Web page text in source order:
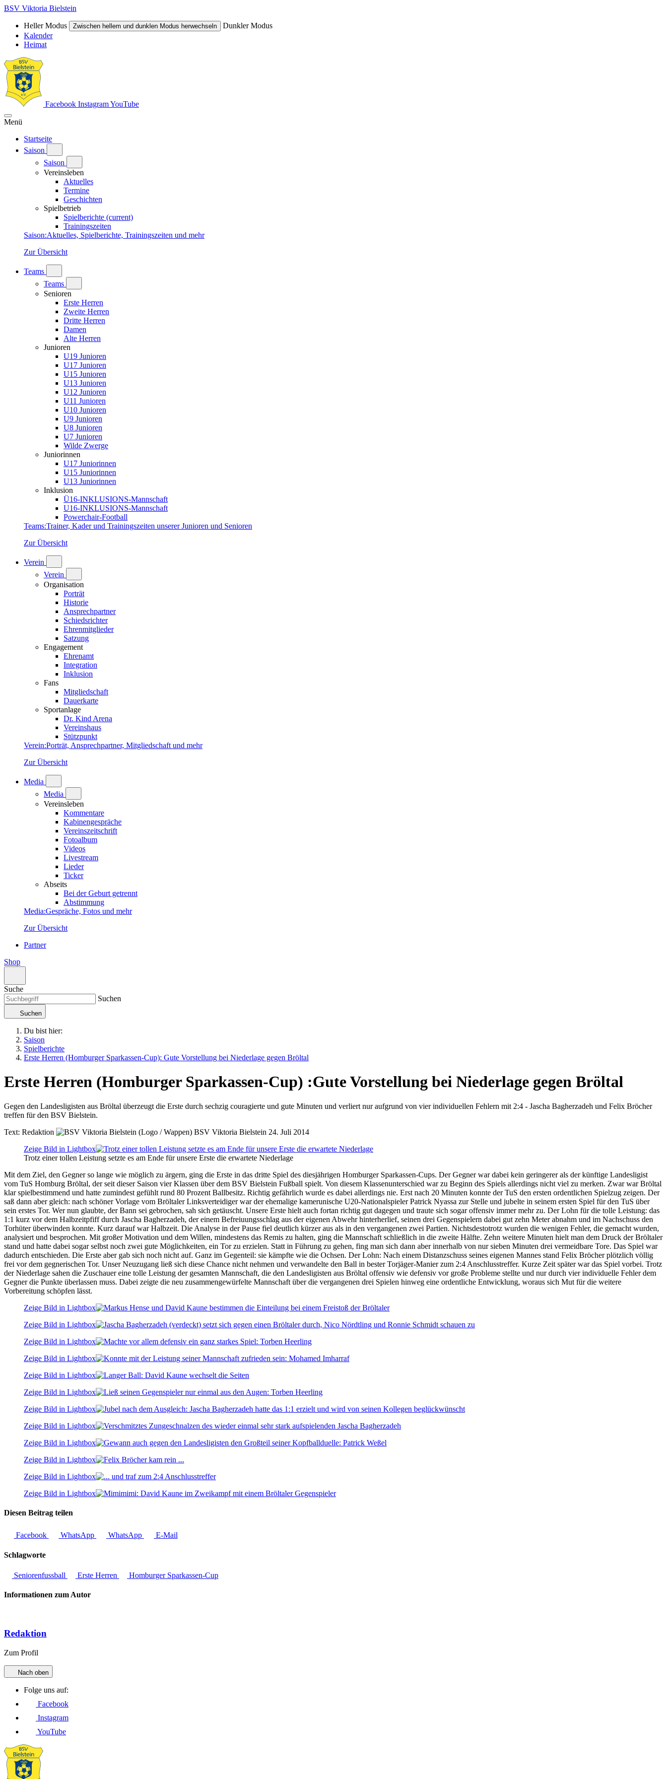
BSV Viktoria Bielstein
Heller Modus Zwischen hellem und dunklen Modus herwechseln
Dunkler Modus
Kalender
Heimat
Facebook InstagramYouTube
Menü
Startseite
Saison
Saison
Vereinsleben
Aktuelles
Termine
Geschichten
Spielbetrieb
Spielberichte (current)
Trainingszeiten
Saison:Aktuelles, Spielberichte, Trainingszeiten und mehr
Zur Übersicht
Teams
Teams
Senioren
Erste Herren
Zweite Herren
Dritte Herren
Damen
Alte Herren
Junioren
U19 Junioren
U17 Junioren
U15 Junioren
U13 Junioren
U12 Junioren
U11 Junioren
U10 Junioren
U9 Junioren
U8 Junioren
U7 Junioren
Wilde Zwerge
Juniorinnen
U17 Juniorinnen
U15 Juniorinnen
U13 Juniorinnen
Inklusion
Ü16-INKLUSIONS-Mannschaft
U16-INKLUSIONS-Mannschaft
Powerchair-Football
Teams:Trainer, Kader und Trainingszeiten unserer Junioren und Senioren
Zur Übersicht
Verein
Verein
Organisation
Porträt
Historie
Ansprechpartner
Schiedsrichter
Ehrenmitglieder
Satzung
Engagement
Ehrenamt
Integration
Inklusion
Fans
Mitgliedschaft
Dauerkarte
Sportanlage
Dr. Kind Arena
Vereinshaus
Stützpunkt
Verein:Porträt, Ansprechpartner, Mitgliedschaft und mehr
Zur Übersicht
Media
Media
Vereinsleben
Kommentare
Kabinengespräche
Vereinszeitschrift
Fotoalbum
Videos
Livestream
Lieder
Ticker
Abseits
Bei der Geburt getrennt
Abstimmung
Media:Gespräche, Fotos und mehr
Zur Übersicht
Partner
Shop
Suche
Suchen
Suchen
Du bist hier:
Saison
Spielberichte
Erste Herren (Homburger Sparkassen-Cup): Gute Vorstellung bei Niederlage gegen Bröltal
Erste Herren (Homburger Sparkassen-Cup) :Gute Vorstellung bei Niederlage gegen Bröltal
Gegen den Landesligisten aus Bröltal überzeugt die Erste durch sechzig couragierte und gute Minuten und verliert nur aufgrund von vier individuellen Fehlern mit 2:4 - Jascha Bagherzadeh und Felix Bröcher
treffen für den BSV Bielstein.
Text: Redaktion BSV Viktoria Bielstein 24. Juli 2014
Zeige Bild in Lightbox
Trotz einer tollen Leistung setzte es am Ende für unsere Erste die erwartete Niederlage
Mit dem Ziel, den Gegner so lange wie möglich zu ärgern, ging die Erste in das dritte Spiel des diesjährigen Homburger Sparkassen-Cups. Der Gegner war dabei kein geringerer als der künftige Landesligist
vom TuS Homburg Bröltal, der seit dieser Saison vier Klassen über dem BSV Bielstein Fußball spielt. Von diesem Klassenunterschied war zu Beginn des Spiels allerdings nicht viel zu merken. Zwar war Bröltal
klar spielbestimmend und hatte zumindest gefühlt rund 80 Prozent Ballbesitz. Richtig gefährlich wurde es dabei allerdings nie. Erst nach 20 Minuten konnte der TuS den ersten ordentlichen Spielzug zeigen. Der
saß dann aber gleich: nach schöner Vorlage vom Bröltaler Linksverteidiger war der ehemalige kamerunische U20-Nationalspieler Patrick Nyassa zur Stelle und jubelte in seinem ersten Spiel für den TuS über
sein erstes Tor. Wer nun glaubte, der Bann sei gebrochen, sah sich getäuscht. Unsere Erste hielt auch fortan richtig gut dagegen und traute sich sogar offensiv immer mehr zu. Der Lohn für die tolle Leistung: das
1:1 kurz vor dem Halbzeitpfiff durch Jascha Bagherzadeh, der einem Befreiuungsschlag aus der eigenen Abwehr hinterherlief, seinen drei Gegenspielern dabei gut zehn Meter abnahm und im Nachschuss den
Torhüter überwinden konnte. Kurz darauf war Halbzeit. Die Analyse in der Pause fiel deutlich kürzer aus als in den vergangenen zwei Partien. Nichtsdestotrotz wurden die wenigen Fehler, die gemacht wurden,
analysiert und besprochen. Mit großer Motivation und dem Willen, mindestens das Remis zu halten, ging die Mannschaft schließlich in die zweite Hälfte. Zehn weitere Minuten hielt man dem Druck der Bröltaler
stand und hatte dabei sogar selbst noch zwei gute Möglichkeiten, ein Tor zu erzielen. Statt in Führung zu gehen, fing man sich dann aber innerhalb von nur sieben Minuten drei vermeidbare Tore. Das Spiel war
dadurch entschieden. Die Erste aber gab sich noch nicht auf. Ganz im Gegenteil: sie kämpfte wie die Ochsen. Der Lohn: Nach einem Distanzschuss seines eigenen Mannes stand Felix Bröcher plötzlich völlig
frei vor dem gegnerischen Tor. Unser Neuzugang ließ sich diese Chance nicht nehmen und verwandelte den Ball in bester Torjäger-Manier zum 2:4 Anschlusstreffer. Kurze Zeit später war das Spiel vorbei. Trotz
der Niederlage sahen die Zuschauer eine tolle Leistung der gesamten Mannschaft, die den Landesligisten aus Bröltal offensiv wie defensiv vor große Probleme stellte und nur durch vier individuelle Fehler dem
Gegner die Punkte überlassen muss. Dabei zeigte die neu zusammengewürfelte Mannschaft über die vergangenen drei Spielen hinweg eine ordentliche Entwicklung, woraus sich Mut für die weitere
Vorbereitung schöpfen lässt.
Zeige Bild in Lightbox
Zeige Bild in Lightbox
Zeige Bild in Lightbox
Zeige Bild in Lightbox
Zeige Bild in Lightbox
Zeige Bild in Lightbox
Zeige Bild in Lightbox
Zeige Bild in Lightbox
Zeige Bild in Lightbox
Zeige Bild in Lightbox
Zeige Bild in Lightbox
Zeige Bild in Lightbox
Diesen Beitrag teilen
Facebook WhatsApp WhatsApp E-Mail
Schlagworte
Seniorenfussball Erste Herren Homburger Sparkassen-Cup
Informationen zum Autor
Redaktion
Zum Profil
Nach oben
Folge uns auf:
Facebook
Instagram
YouTube